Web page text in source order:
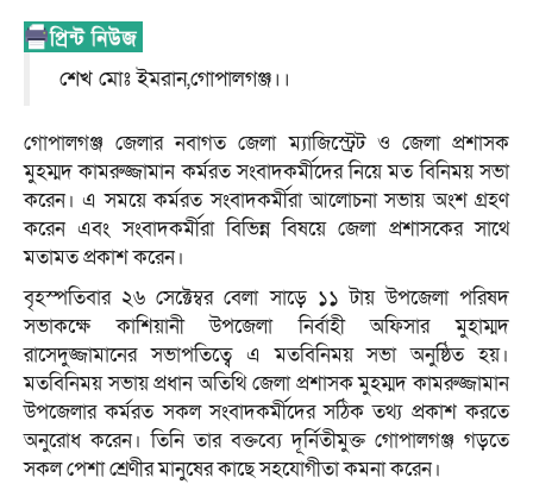
শেখ মোঃ ইমরান,গোপালগঞ্জ।।
গোপালগঞ্জ জেলার নবাগত জেলা ম্যাজিস্ট্রেট ও জেলা প্রশাসক
মুহম্মদ কামরুজ্জামান কর্মরত সংবাদকর্মীদের নিয়ে মত বিনিময় সভা
করেন। এ সময়ে কর্মরত সংবাদকর্মীরা আলোচনা সভায় অংশ গ্রহণ
করেন এবং সংবাদকর্মীরা বিভিন্ন বিষয়ে জেলা প্রশাসকের সাথে
মতামত প্রকাশ করেন।
বৃহস্পতিবার ২৬ সেক্টেম্বর বেলা সাড়ে ১১ টায় উপজেলা পরিষদ
সভাকক্ষে কাশিয়ানী উপজেলা নির্বাহী অফিসার মুহাম্মদ
রাসেদুজ্জামানের সভাপতিত্বে এ মতবিনিময় সভা অনুষ্ঠিত হয়।
মতবিনিময় সভায় প্রধান অতিথি জেলা প্রশাসক মুহম্মদ কামরুজ্জামান
উপজেলার কর্মরত সকল সংবাদকর্মীদের সঠিক তথ্য প্রকাশ করতে
অনুরোধ করেন। তিনি তার বক্তব্যে দূর্নিতীমুক্ত গোপালগঞ্জ গড়তে
সকল পেশা শ্রেণীর মানুষের কাছে সহযোগীতা কমনা করেন।